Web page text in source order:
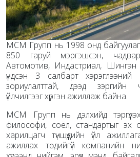
МСМ Групп нь 1998 онд
850 гаруй мэргэшсэн,
Автомотив, Индастриал, Шингэн
үндсэн 3 салбарт хэрэглээний
зориулалттай, дээд зэргийн
үйлчилгээг хүргэн ажиллаж байна.
МСМ Групп нь дэлхийд тэргүүлэх
философи, соёл, стандартыг эх
харилцагч түншүүдийн үйл
ажиллах төдийгүй компанийн